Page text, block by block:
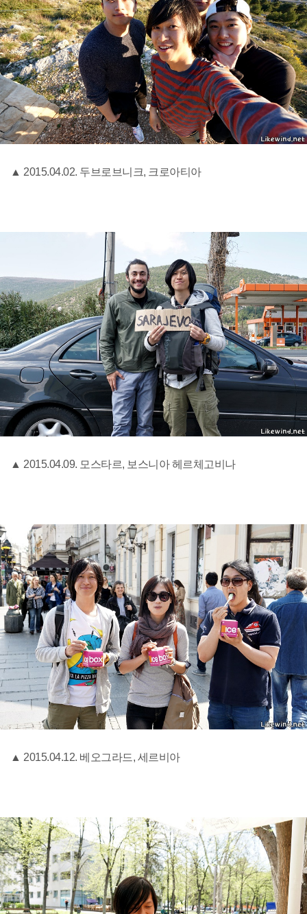
▲ 2015.04.02. 두브로브니크, 크로아티아
▲ 2015.04.09. 모스타르, 보스니아 헤르체고비나
▲ 2015.04.12. 베오그라드, 세르비아